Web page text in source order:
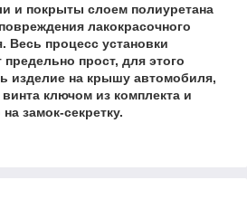
и покрыты слоем полиуретана
лакокрасочного
Весь процесс установки
предельно прост, для этого
изделие на крышу автомобиля,
ключом из комплекта и
замок-секретку.